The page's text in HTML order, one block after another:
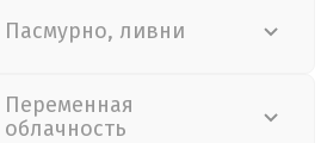
Пасмурно, ливни
Переменная
облачность